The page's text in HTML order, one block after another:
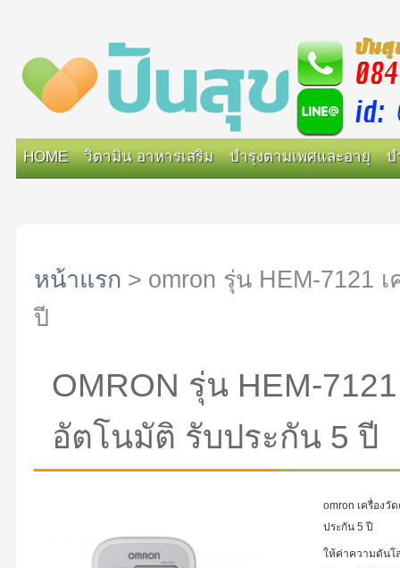
HOME วิตามิน อาหารเสริม บำรุงตามเพศและอายุ บ
หน้าแรก > omron รุ่น HEM-7121
ปี
OMRON รุ่น HEM-
อัตโนมัติ รับประกัน 5 ปี
omron เครื่องวั
ประกัน 5 ปี
ให้ค่าความดันโ